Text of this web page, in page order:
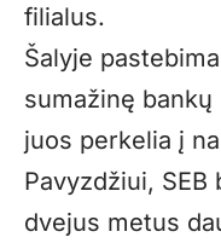
filialus.
Šalyje
sumažinę
juos perkelia į
Pavyzdžiui,
dvejus metus